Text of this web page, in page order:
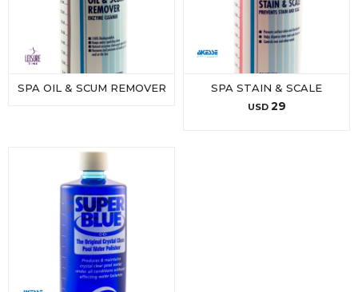
SPA OIL & SCUM REMOVER SPA STAIN & SCALE
USD 29